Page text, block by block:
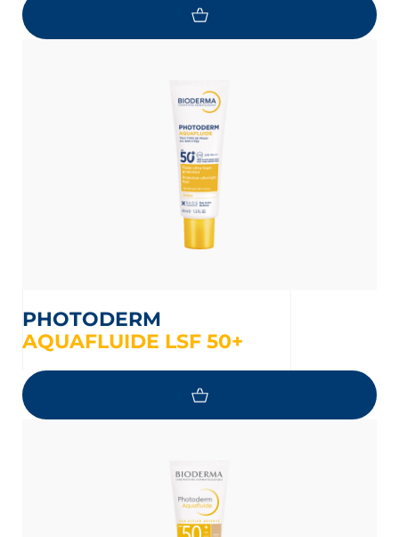
PHOTODERM
AQUAFLUIDE LSF 50+